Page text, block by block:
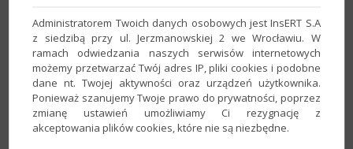
lepszym);
2 GB pamięci operacyjnej RAM (lub więcej);
około 1,5 GB wolnego miejsca na dysku twardym dla
instalacji klienckiej;
system operacyjny Windows 10, Windows 11, Windows
Server 2019, Windows Server 2022, Windows Server
2025;
Administratorem Twoich danych osobowych jest InsERT S.A
z siedzibą przy ul. Jerzmanowskiej 2 we Wrocławiu. W
ramach odwiedzania naszych serwisów internetowych
możemy przetwarzać Twój adres IP, pliki cookies i podobne
dane nt. Twojej aktywności oraz urządzeń użytkownika.
Ponieważ szanujemy Twoje prawo do prywatności, poprzez
zmianę ustawień umożliwiamy Ci rezygnację z
akceptowania plików cookies, które nie są niezbędne.